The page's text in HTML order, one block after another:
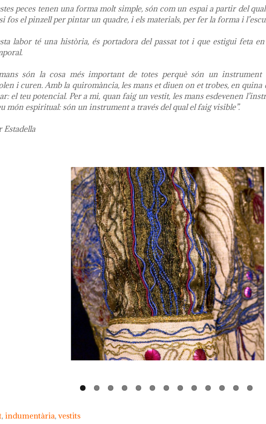
peces tenen una forma molt simple, són com un espai a partir del
fos el pinzell per pintar un quadre, i els materials, per fer la forma i
labor té una història, és portadora del passat tot i que estigui feta
són la cosa més important de totes perquè són un instrument
i curen. Amb la quiromància, les mans et diuen on et trobes, en
el teu potencial. Per a mi, quan faig un vestit, les mans esdevenen
món espiritual: són un instrument a través del qual el faig visible”.
Estadella
indumentària vestits